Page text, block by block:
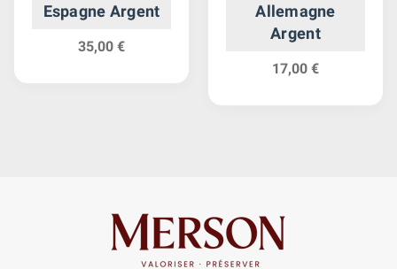
Espagne Argent
35,00 €
Allemagne
Argent
17,00 €